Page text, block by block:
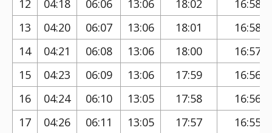
12
04:18 06:06 13:06 18:02
16:58
13
04:20 06:07 13:06 18:01
16:58
14
04:21 06:08 13:06 18:00
16:57
15
04:23 06:09 13:06 17:59
16:56
16
04:24 06:10 13:05 17:58
16:56
17
04:26 06:11 13:05 17:57
16:55